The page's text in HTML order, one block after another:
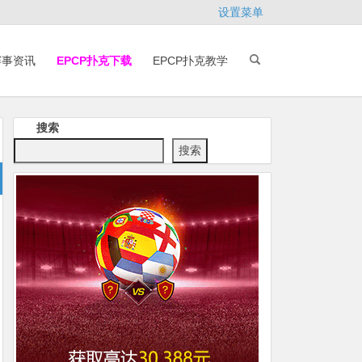
设置菜单
资讯 EPCP扑克下载 EPCP扑克教学
搜索
搜索